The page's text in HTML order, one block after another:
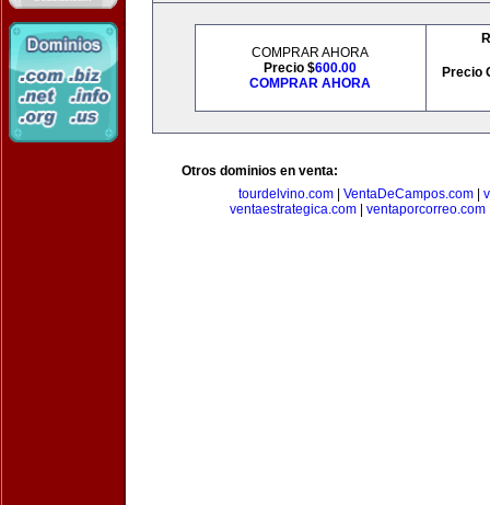
COMPRAR AHORA
Precio $600.00
COMPRAR AHORA
Precio
Otros dominios en venta:
tourdelvino.com| VentaDeCampos.com|
ventaestrategica.com| ventaporcorreo.com